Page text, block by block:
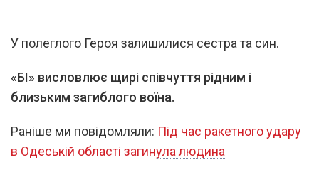
У полеглого Героя залишилися сестра та син.
«БІ» висловлює щирі співчуття рідним і
близьким загиблого воїна.
Раніше ми повідомляли: Під час ракетного удару
в Одеській області загинула людина